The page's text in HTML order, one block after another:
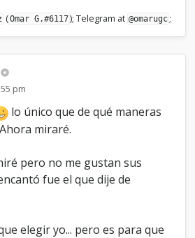
(Omar G.#6117); Telegram at @omarugc ;
pm
lo único que de qué maneras
miraré.
pero no me gustan sus
fue el que dije de
elegir yo... pero es para que